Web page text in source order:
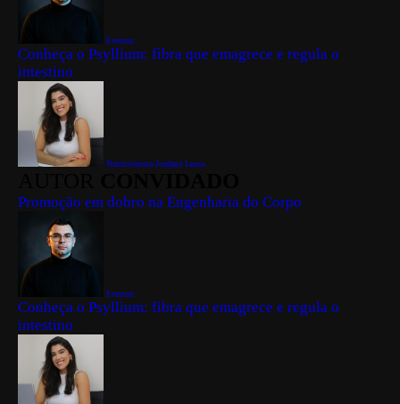
Everton
Conheça o Psyllium: fibra que emagrece e regula o
intestino
Nutricionista Jordana Lessa
Promoção em dobro na Engenharia do Corpo
Everton
Conheça o Psyllium: fibra que emagrece e regula o
intestino